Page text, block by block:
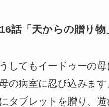
話「天からの贈り物
してもイードゥーの
の病室に忍び込みま
タブレットを贈り、